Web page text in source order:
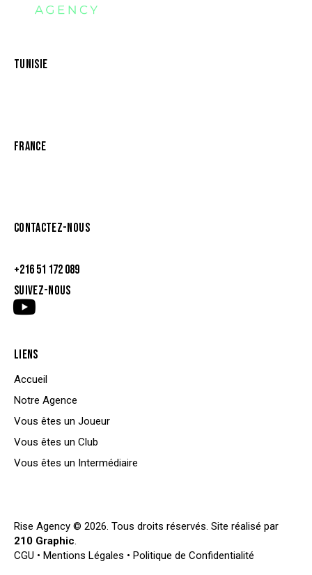
TUNISIE
FRANCE
CONTACTEZ-NOUS
+216 51 172 089
SUIVEZ-NOUS
LIENS
Accueil
Notre Agence
Vous êtes un Joueur
Vous êtes un Club
Vous êtes un Intermédiaire
Rise Agency © 2026. Tous droits réservés. Site réalisé par
210 Graphic
CGU • Mentions Légales • Politique de Confidentialité